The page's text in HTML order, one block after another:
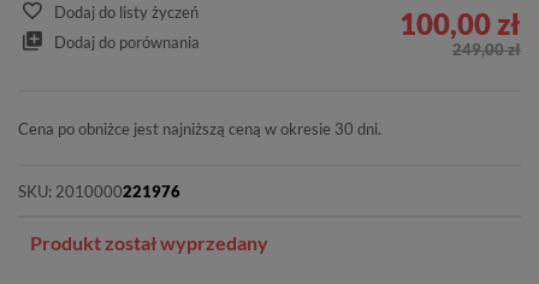
Dodaj do listy życzeń
Dodaj do porównania
100,00 zł
249,00 zł
Cena po obniżce jest najniższą ceną w okresie 30 dni.
SKU: 2010000221976
Produkt został wyprzedany